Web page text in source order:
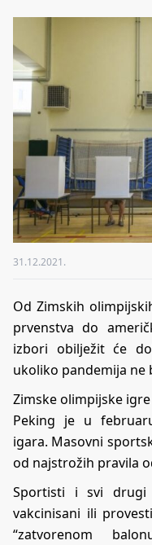
31.12.2021.
Od Zimskih
prvenstva do
izbori obilježit će
ukoliko pandemija ne
Zimske olimpijske
Peking je u
igara. Masovni
od najstrožih pravila
Sportisti i svi drugi
vakcinisani ili
“zatvorenom